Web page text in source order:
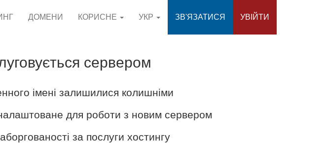
ДОМЕНИ КОРИСНЕ УКР ЗВ'ЯЗАТИСЯ УВІЙТИ
сервером
імені залишилися колишніми
для роботи з новим сервером
за послуги хостингу